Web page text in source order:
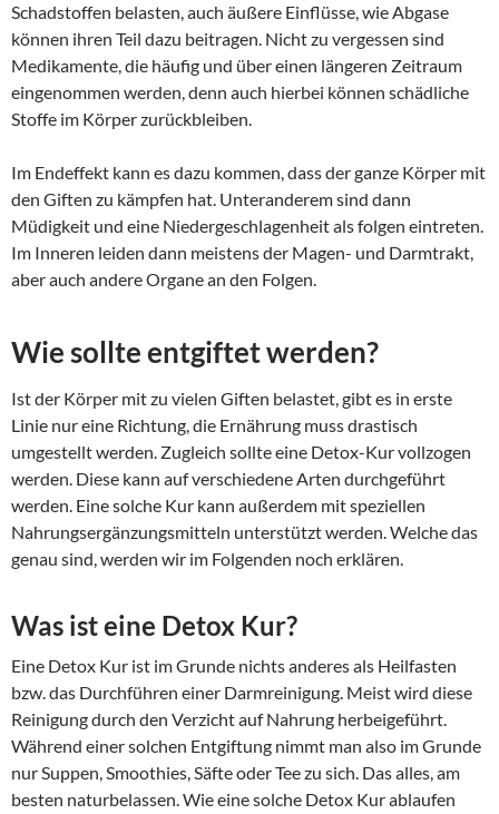
Schadstoffen belasten, auch äußere Einflüsse, wie Abgase
können ihren Teil dazu beitragen. Nicht zu vergessen sind
Medikamente, die häufig und über einen längeren Zeitraum
eingenommen werden, denn auch hierbei können schädliche
Stoffe im Körper zurückbleiben.
Im Endeffekt kann es dazu kommen, dass der ganze Körper mit
den Giften zu kämpfen hat. Unteranderem sind dann
Müdigkeit und eine Niedergeschlagenheit als folgen eintreten.
Im Inneren leiden dann meistens der Magen- und Darmtrakt,
aber auch andere Organe an den Folgen.
Wie sollte entgiftet werden?
Ist der Körper mit zu vielen Giften belastet, gibt es in erste
Linie nur eine Richtung, die Ernährung muss drastisch
umgestellt werden. Zugleich sollte eine Detox-Kur vollzogen
werden. Diese kann auf verschiedene Arten durchgeführt
werden. Eine solche Kur kann außerdem mit speziellen
Nahrungsergänzungsmitteln unterstützt werden. Welche das
genau sind, werden wir im Folgenden noch erklären.
Was ist eine Detox Kur?
Eine Detox Kur ist im Grunde nichts anderes als Heilfasten
bzw. das Durchführen einer Darmreinigung. Meist wird diese
Reinigung durch den Verzicht auf Nahrung herbeigeführt.
Während einer solchen Entgiftung nimmt man also im Grunde
nur Suppen, Smoothies, Säfte oder Tee zu sich. Das alles, am
besten naturbelassen. Wie eine solche Detox Kur ablaufen